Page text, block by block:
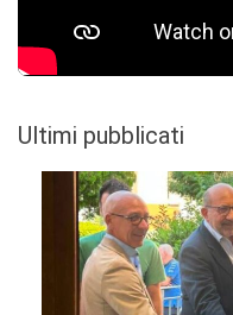
Ultimi pubblicati